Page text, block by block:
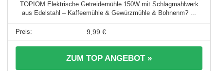
TOPIOM Elektrische Getreidemühle 150W mit Schlagmahlwerk
aus Edelstahl – Kaffeemühle & Gewürzmühle & Bohnenm? ...
9,99 €
ZUM TOP ANGEBOT »